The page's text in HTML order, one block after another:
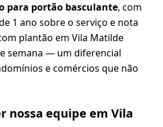
para portão basculante, com
1 ano sobre o serviço e nota
plantão em Vila Matilde
semana — um diferencial
e comércios que não
nossa equipe em Vila